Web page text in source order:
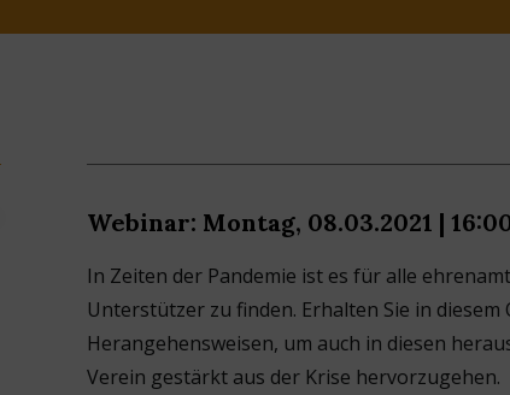
Webinar: Montag, 08.03.2021 |
In Zeiten der Pandemie ist es für alle
Unterstützer zu finden. Erhalten Sie in
Herangehensweisen, um auch in diesen
Verein gestärkt aus der Krise hervorzugehen.